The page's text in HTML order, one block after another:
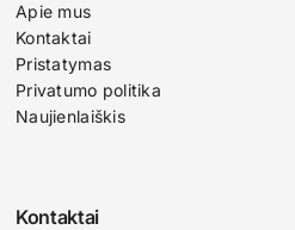
Apie mus
Kontaktai
Pristatymas
Privatumo politika
Naujienlaiškis
Kontaktai